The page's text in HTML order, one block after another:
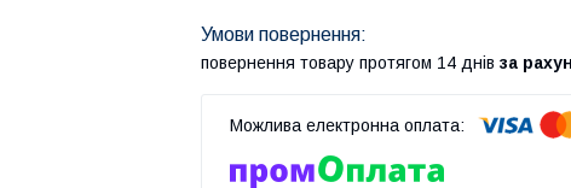
повернення товару протягом 14 днів за